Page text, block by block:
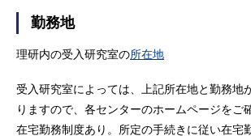
勤務地
理研内の受入研究室の所在地
受入研究室によっては、上記所在地と勤務地
りますので、各センターのホームページをご
在宅勤務制度あり。所定の手続きに従い在宅